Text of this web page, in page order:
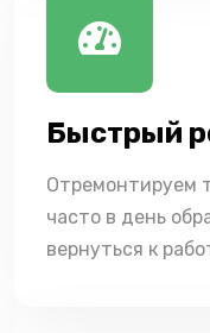
Быстрый
Отремонтируем
часто в день
вернуться к